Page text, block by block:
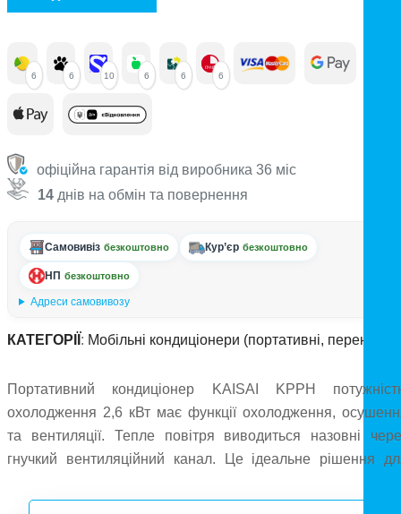
6 6 10 6 6 6
офіційна гарантія від виробника 36 міс
14 днів на обмін та повернення
Самовивіз безкоштовно Кур’єр безкоштовно
НП безкоштовно
Адреси самовивозу
КАТЕГОРІЇ : Мобільні кондиціонери (портативні, переносні)
Портативний кондиціонер KAISAI KPPH
охолодження 2,6 кВт має функції охолодження,
та вентиляції. Тепле повітря виводиться назовні
гнучкий вентиляційний канал. Це ідеальне рішення
приблизно до 20 м2. Для безпеки користувача